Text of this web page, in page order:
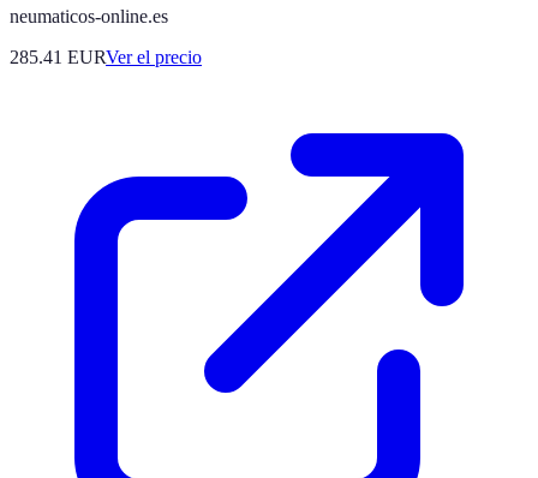
neumaticos-online.es
285.41 EURVer el precio